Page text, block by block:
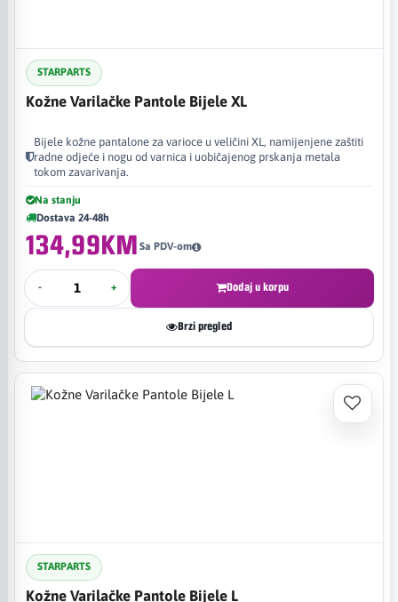
STARPARTS
Kožne Varilačke Pantole Bijele XL
Bijele kožne pantalone za varioce u veličini XL, namijenjene zaštiti
radne odjeće i nogu od varnica i uobičajenog prskanja metala
tokom zavarivanja.
Na stanju
Dostava 24-48h
134,99KM Sa PDV-om
- + Dodaj u korpu
Brzi pregled
STARPARTS
Kožne Varilačke Pantole Bijele L